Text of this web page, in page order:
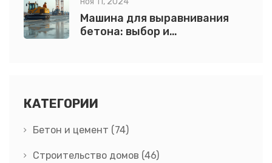
Машина для выравнивания
бетона: выбор и
КАТЕГОРИИ
Бетон и цемент (74)
Строительство домов (46)